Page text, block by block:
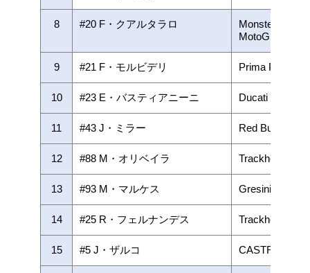
8 #20 F・クアルタラロ
Monster
MotoGP
9 #21 F・モルビデリ Prima Pramac
10 #23 E・バスティアニーニ Ducati Lenovo
11 #43 J・ミラー Red Bull KTM
12 #88 M・オリベイラ Trackhouse
13 #93 M・マルケス Gresini Racing
14 #25 R・フェルナンデス Trackhouse
15 #5 J・ザルコ CASTROL